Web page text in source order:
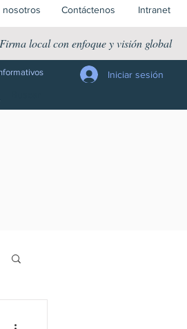
Iniciar sesión
nosotros Contáctenos Intranet
Firma local con enfoque y visión global